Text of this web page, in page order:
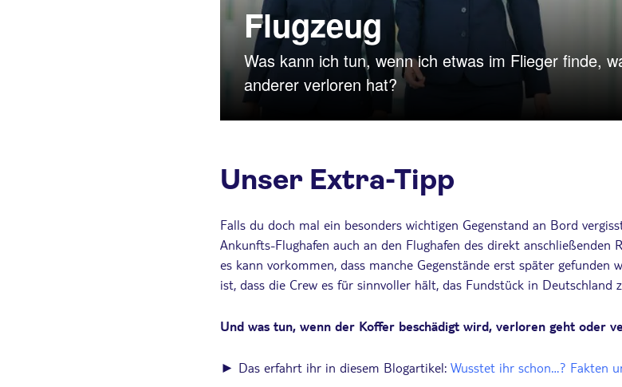
Flugzeug
Was kann ich tun, wenn ich etwas im Flieger finde,
anderer verloren hat?
Unser Extra-Tipp
Falls du doch mal ein besonders wichtigen Gegenstand an Bord
Ankunfts-Flughafen auch an den Flughafen des direkt anschließenden
es kann vorkommen, dass manche Gegenstände erst später gefunden
ist, dass die Crew es für sinnvoller hält, das Fundstück in Deutschland
Und was tun, wenn der Koffer beschädigt wird, verloren geht oder
► Das erfahrt ihr in diesem Blogartikel: Wusstet ihr schon…? Fakten